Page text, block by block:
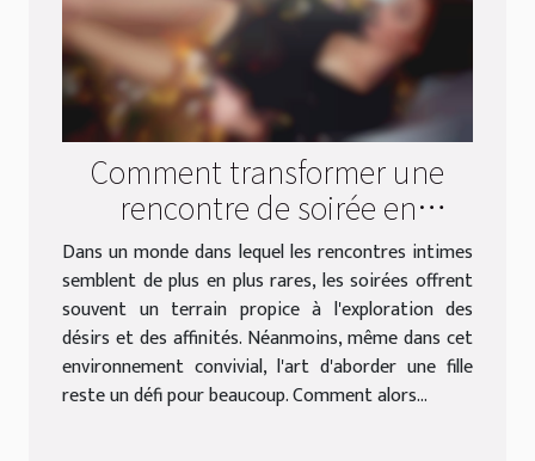
Comment transformer une
rencontre de soirée en
aventure intime ?
Dans un monde dans lequel les rencontres intimes
semblent de plus en plus rares, les soirées offrent
souvent un terrain propice à l'exploration des
désirs et des affinités. Néanmoins, même dans cet
environnement convivial, l'art d'aborder une fille
reste un défi pour beaucoup. Comment alors...